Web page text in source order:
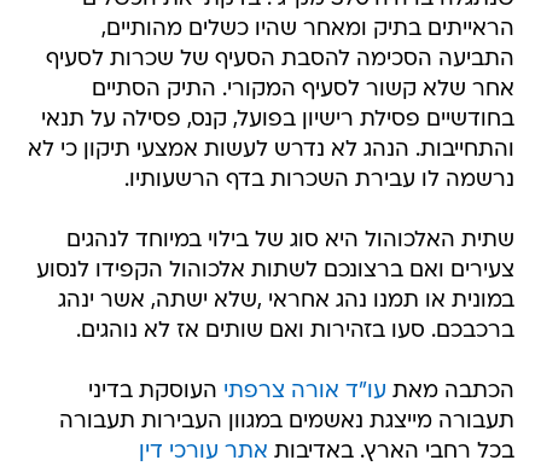
הראייתים בתיק ומאחר שהיו כשלים מהותיים,
התביעה הסכימה להסבת הסעיף של שכרות לסעיף
אחר שלא קשור לסעיף המקורי. התיק הסתיים
בחודשיים פסילת רישיון בפועל, קנס, פסילה על תנאי
והתחייבות. הנהג לא נדרש לעשות אמצעי תיקון כי לא
נרשמה לו עבירת השכרות בדף הרשעותיו.
שתית האלכוהול היא סוג של בילוי במיוחד לנהגים
צעירים ואם ברצונכם לשתות אלכוהול הקפידו לנסוע
במונית או תמנו נהג אחראי ,שלא ישתה, אשר ינהג
ברכבכם. סעו בזהירות ואם שותים אז לא נוהגים.
הכתבה מאת עו"ד אורה צרפתי העוסקת בדיני
תעבורה מייצגת נאשמים במגוון העבירות תעבורה
בכל רחבי הארץ. באדיבות אתר עורכי דין